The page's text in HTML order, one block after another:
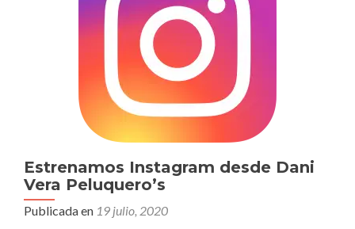
Estrenamos Instagram desde Dani
Vera Peluquero’s
Publicada en 19 julio, 2020